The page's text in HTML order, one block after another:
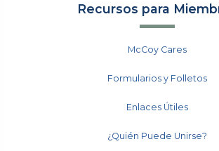
Recursos para
McCoy Cares
Formularios y Folletos
Enlaces Útiles
¿Quién Puede Unirse?